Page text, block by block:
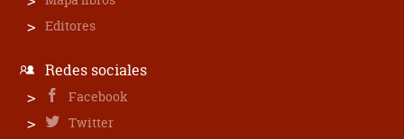
Editores
Redes sociales
Facebook
Twitter